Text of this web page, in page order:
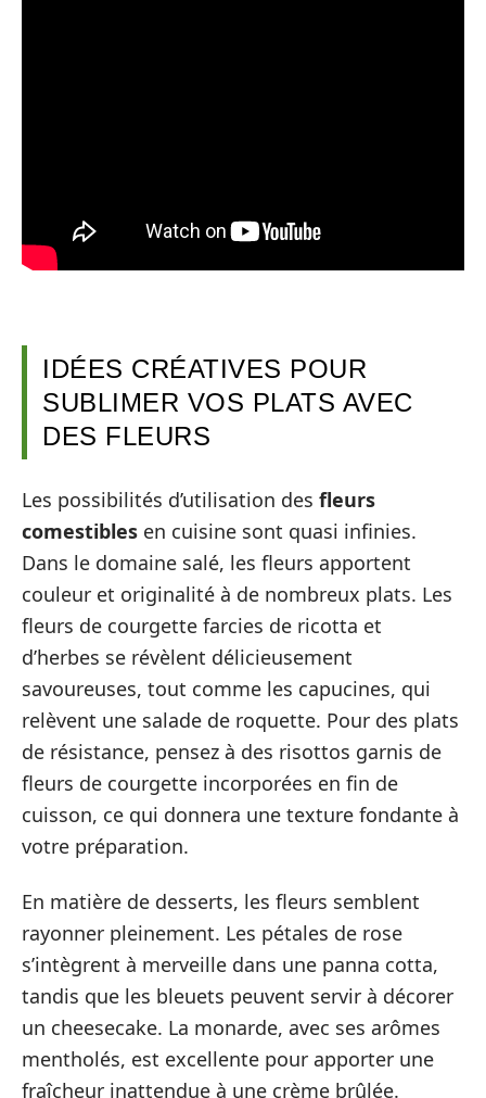
IDÉES CRÉATIVES POUR
SUBLIMER VOS PLATS AVEC
DES FLEURS
Les possibilités d’utilisation des fleurs
comestibles en cuisine sont quasi infinies.
Dans le domaine salé, les fleurs apportent
couleur et originalité à de nombreux plats. Les
fleurs de courgette farcies de ricotta et
d’herbes se révèlent délicieusement
savoureuses, tout comme les capucines, qui
relèvent une salade de roquette. Pour des plats
de résistance, pensez à des risottos garnis de
fleurs de courgette incorporées en fin de
cuisson, ce qui donnera une texture fondante à
votre préparation.
En matière de desserts, les fleurs semblent
rayonner pleinement. Les pétales de rose
s’intègrent à merveille dans une panna cotta,
tandis que les bleuets peuvent servir à décorer
un cheesecake. La monarde, avec ses arômes
mentholés, est excellente pour apporter une
fraîcheur inattendue à une crème brûlée.